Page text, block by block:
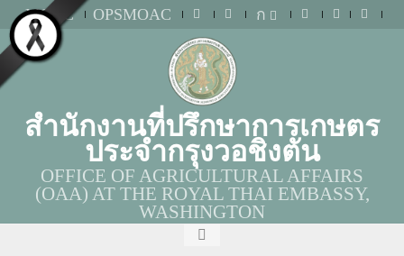
MOAC OPSMOAC ก
สำนักงานที่ปรึกษาการเกษตร
ประจำกรุงวอชิงตัน
OFFICE OF AGRICULTURAL AFFAIRS
(OAA) AT THE ROYAL THAI EMBASSY,
WASHINGTON